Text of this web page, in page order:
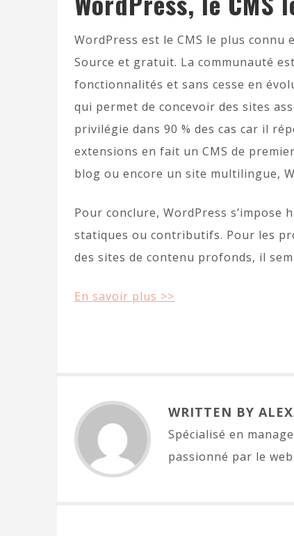
WordPress est le CMS le plus
Source et gratuit. La communauté
fonctionnalités et sans cesse en
qui permet de concevoir des sites
privilégie dans 90 % des cas car il
extensions en fait un CMS de
blog ou encore un site multilingue,
Pour conclure, WordPress s’impose
statiques ou contributifs. Pour les
des sites de contenu profonds, il
En savoir plus >>
WRITTEN BY
Spécialisé en
passionné par le